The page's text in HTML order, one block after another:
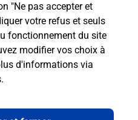
"Ne pas accepter et
votre refus et seuls
fonctionnement du site
modifier vos choix à
d'informations via
.
Corrèze Turenne